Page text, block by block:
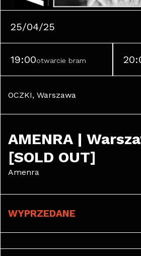
25/04/25
19:00otwarcie bram
OCZKI, Warszawa
AMENRA |
[SOLD OUT]
Amenra
WYPRZEDANE